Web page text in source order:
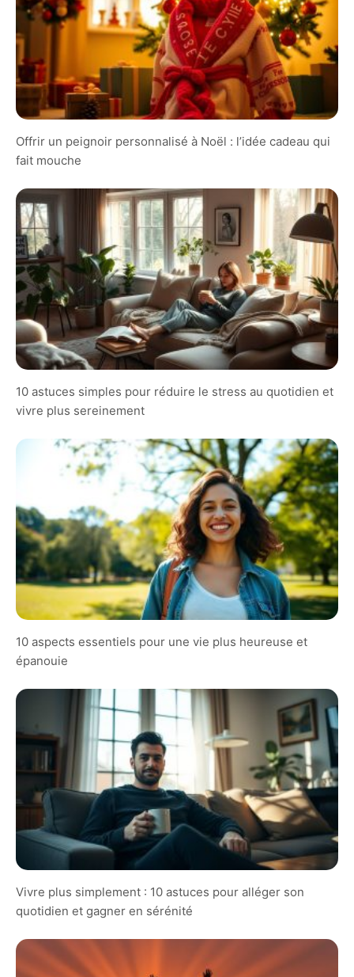
Offrir un peignoir personnalisé à Noël : l’idée cadeau qui
fait mouche
10 astuces simples pour réduire le stress au quotidien et
vivre plus sereinement
10 aspects essentiels pour une vie plus heureuse et
épanouie
Vivre plus simplement : 10 astuces pour alléger son
quotidien et gagner en sérénité